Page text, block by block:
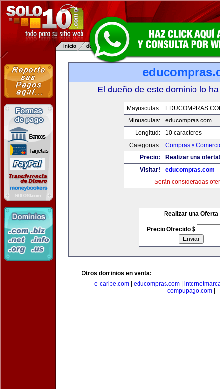
El dueño de este dominio lo
Mayusculas:
Minusculas:
educompras.com
Longitud:
10 caracteres
Categorias:
Compras y
Precio:
Realizar una oferta!
Visitar!
educompras.com
Serán consideradas
Realizar una Oferta
Precio Ofrecido $
Otros dominios en venta:
e-caribe.com| educompras.com|
compupago.com|